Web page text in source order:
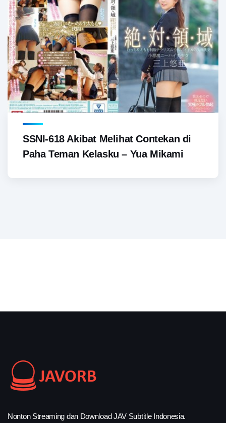
SSNI-618 Akibat Melihat Contekan di
Paha Teman Kelasku – Yua Mikami
Nonton Streaming dan Download JAV Subtitle Indonesia.